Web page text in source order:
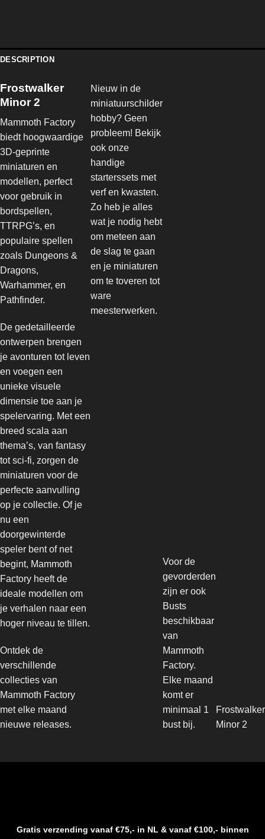
DESCRIPTION
Frostwalker
Minor 2
Mammoth Factory
biedt hoogwaardige
3D-geprinte
miniaturen en
modellen, perfect
voor gebruik in
bordspellen,
TTRPG’s, en
populaire spellen
zoals Dungeons &
Dragons,
Warhammer, en
Pathfinder.
De gedetailleerde
ontwerpen brengen
je avonturen tot leven
en voegen een
unieke visuele
dimensie toe aan je
spelervaring. Met een
breed scala aan
thema’s, van fantasy
tot sci-fi, zorgen de
miniaturen voor de
perfecte aanvulling
op je collectie. Of je
nu een
doorgewinterde
speler bent of net
begint, Mammoth
Factory heeft de
ideale modellen om
je verhalen naar een
hoger niveau te tillen.
Ontdek de
verschillende
collecties van
Mammoth Factory
met elke maand
nieuwe releases.
Nieuw in de
miniatuurschilder
hobby? Geen
probleem! Bekijk
ook onze
handige
starterssets met
verf en kwasten.
Zo heb je alles
wat je nodig hebt
om meteen aan
de slag te gaan
en je miniaturen
om te toveren tot
ware
meesterwerken.
Voor de
gevorderden
zijn er ook
Busts
beschikbaar
van
Mammoth
Factory.
Elke maand
komt er
minimaal 1
bust bij.
Frostwalker
Minor 2
Gratis verzending vanaf €75,- in NL & vanaf €100,- binnen